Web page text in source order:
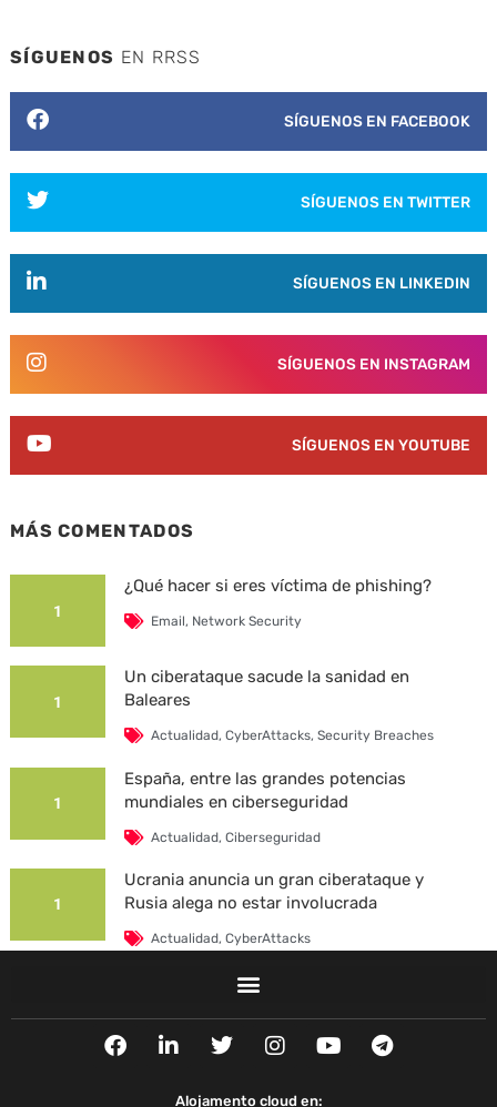
SÍGUENOS EN RRSS
SÍGUENOS EN FACEBOOK
SÍGUENOS EN TWITTER
SÍGUENOS EN LINKEDIN
SÍGUENOS EN INSTAGRAM
SÍGUENOS EN YOUTUBE
MÁS COMENTADOS
1
¿Qué hacer si eres víctima de phishing?
Email, Network Security
1
Un ciberataque sacude la sanidad en
Baleares
Actualidad,CyberAttacks,Security Breaches
1
España, entre las grandes potencias
mundiales en ciberseguridad
Actualidad,Ciberseguridad
1
Ucrania anuncia un gran ciberataque y
Rusia alega no estar involucrada
Actualidad,CyberAttacks
La Universidad Autónoma de Barcelona es
Actualidad,CyberAttacks ,Security Breaches
F
a
L
i
k
T
w
t
I
n
t
Y
o
T
e
Alojamento cloud en: